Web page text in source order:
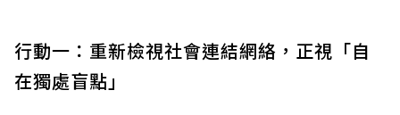
行動一：重新檢視社會連結網絡，正視「自
在獨處盲點」